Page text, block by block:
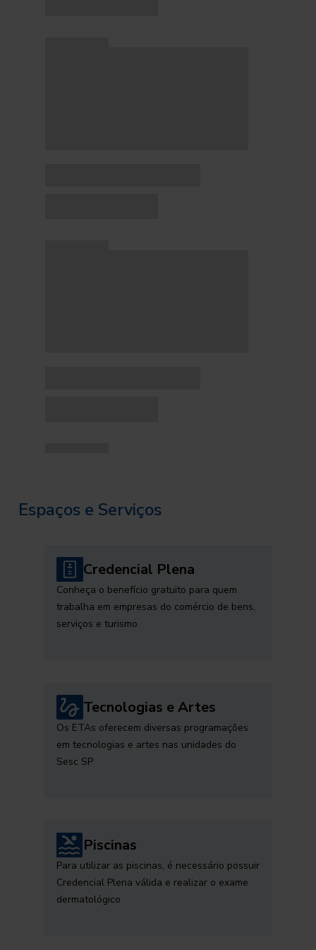
Espaços e Serviços
Credencial Plena
Conheça o benefício gratuito para quem
trabalha em empresas do comércio de bens,
serviços e turismo
Tecnologias e Artes
Os ETAs oferecem diversas programações
em tecnologias e artes nas unidades do
Sesc SP
Piscinas
Para utilizar as piscinas, é necessário possuir
Credencial Plena válida e realizar o exame
dermatológico